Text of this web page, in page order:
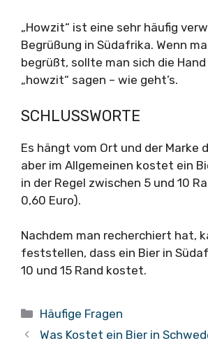
„Howzit“ ist eine sehr häufig
Begrüßung in Südafrika. Wenn
begrüßt, sollte man sich die
„howzit“ sagen – wie geht’s.
SCHLUSSWORTE
Es hängt vom Ort und der Marke
aber im Allgemeinen kostet ein
in der Regel zwischen 5 und 10
0,60 Euro).
Nachdem man recherchiert hat,
feststellen, dass ein Bier in
10 und 15 Rand kostet.
Kategorien
Häufige Fragen
Was Kostet ein Bier in